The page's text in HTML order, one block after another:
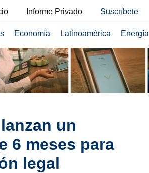
Informe Privado Suscríbete
Economía Latinoamérica Energía
un
6 meses para
legal